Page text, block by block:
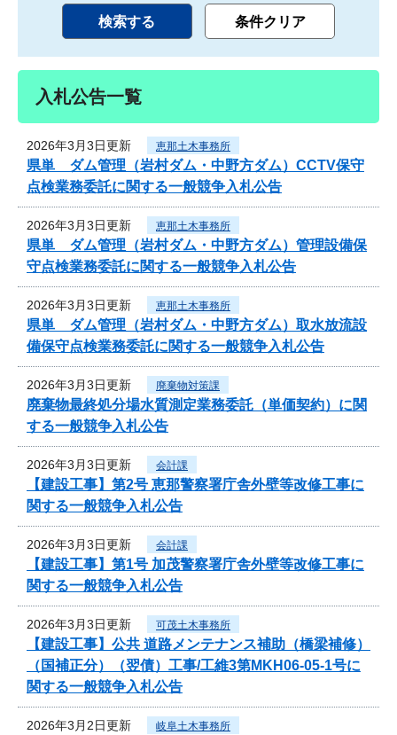
入札公告一覧
2026年3月3日更新 恵那土木事務所
県単 ダム管理（岩村ダム・中野方ダム）CCTV保守
点検業務委託に関する一般競争入札公告
2026年3月3日更新 恵那土木事務所
県単 ダム管理（岩村ダム・中野方ダム）管理設備保
守点検業務委託に関する一般競争入札公告
2026年3月3日更新 恵那土木事務所
県単 ダム管理（岩村ダム・中野方ダム）取水放流設
備保守点検業務委託に関する一般競争入札公告
2026年3月3日更新 廃棄物対策課
廃棄物最終処分場水質測定業務委託（単価契約）に関
する一般競争入札公告
2026年3月3日更新 会計課
【建設工事】第2号 恵那警察署庁舎外壁等改修工事に
関する一般競争入札公告
2026年3月3日更新 会計課
【建設工事】第1号 加茂警察署庁舎外壁等改修工事に
関する一般競争入札公告
2026年3月3日更新 可茂土木事務所
【建設工事】公共 道路メンテナンス補助（橋梁補修）
（国補正分）（翌債）工事/工維3第MKH06-05-1号に
関する一般競争入札公告
2026年3月2日更新 岐阜土木事務所